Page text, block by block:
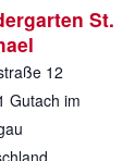
St.
12
Gutach im